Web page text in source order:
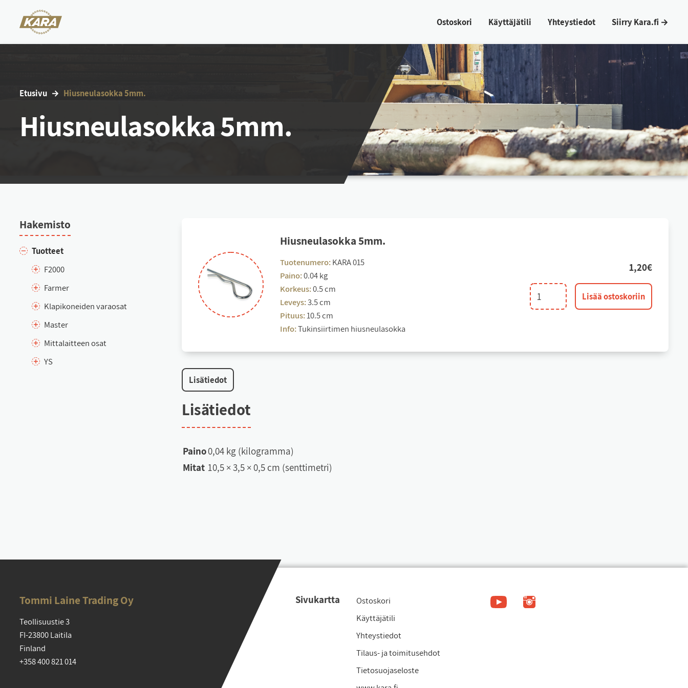
Os­tos­ko­ri Käyt­tä­jä­ti­li Yh­teys­tie­dot Siir­ry Ka­ra.fi →
Etu­si­vu Hius­neu­la­sok­ka 5mm.
Hiusneulasokka 5mm.
Ha­ke­mis­to
Tuot­teet
F2000
Far­mer
Kla­pi­ko­nei­den va­rao­sat
Mas­ter
Mit­ta­lait­teen osat
YS
Hius­neu­la­sok­ka 5mm.
Tuotenumero:KARA 015
Paino:0.04 kg
Korkeus:0.5 cm
Leveys:3.5 cm
Pituus:10.5 cm
Info:Tukinsiirtimen hiusneulasokka
1,20€
Hiusneulasokka
5mm.
Lisää ostoskoriin
Li­sä­tie­dot
Li­sä­tie­dot
Paino0,04 kg (kilogramma)
Mitat 10,5 × 3,5 × 0,5 cm (senttimetri)
Tom­mi Lai­ne Tra­ding Oy
Teol­li­suus­tie 3
FI-23800 Lai­ti­la
Fin­land
+358 400 821 014
Si­vu­kart­ta
Os­tos­ko­ri
Käyt­tä­jä­ti­li
Yh­teys­tie­dot
Ti­laus- ja toi­mi­tu­seh­dot
Tie­to­suo­ja­se­los­te